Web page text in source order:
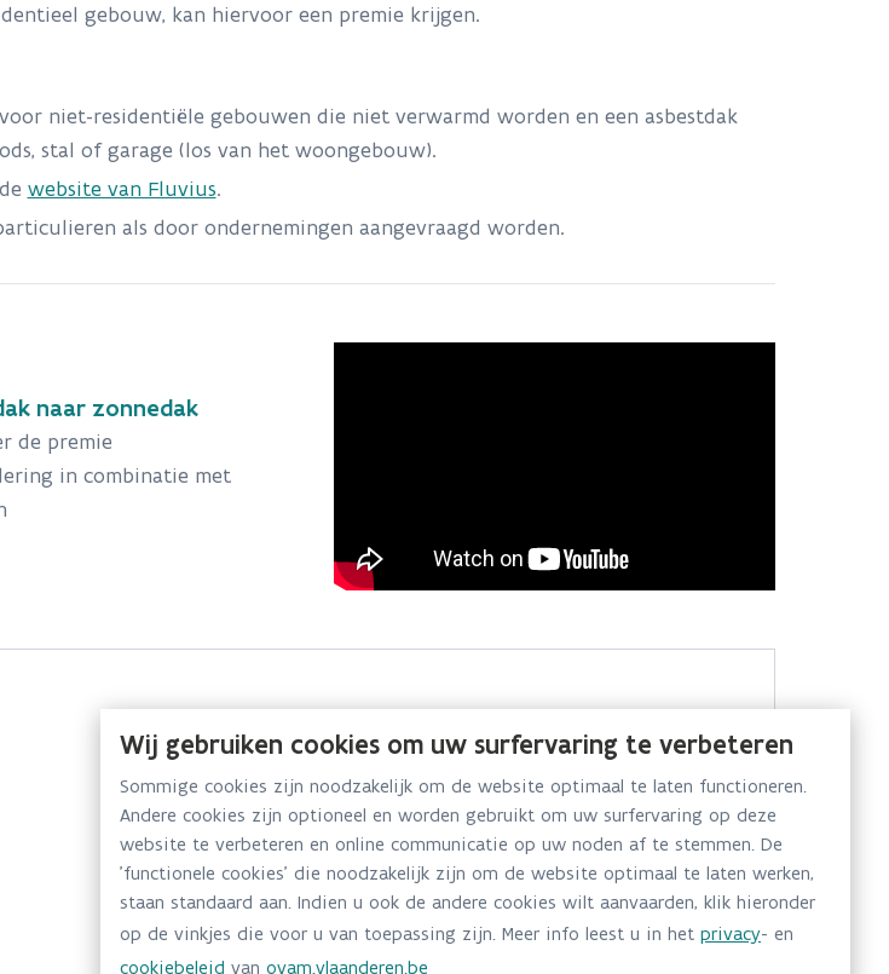
gebouw, kan hiervoor een premie krijgen.
niet-residentiële gebouwen die niet verwarmd worden en een asbestdak
stal of garage (los van het woongebouw).
website van Fluvius.
als door ondernemingen aangevraagd worden.
naar zonnedak
de premie
in combinatie met
Wij gebruiken cookies om uw surfervaring te verbeteren
Sommige cookies zijn noodzakelijk om de website optimaal te laten functioneren.
Andere cookies zijn optioneel en worden gebruikt om uw surfervaring op deze
website te verbeteren en online communicatie op uw noden af te stemmen. De
'functionele cookies' die noodzakelijk zijn om de website optimaal te laten werken,
staan standaard aan. Indien u ook de andere cookies wilt aanvaarden, klik hieronder
op de vinkjes die voor u van toepassing zijn. Meer info leest u in het privacy- en
cookiebeleid van ovam.vlaanderen.be